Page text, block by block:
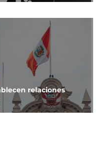
relaciones